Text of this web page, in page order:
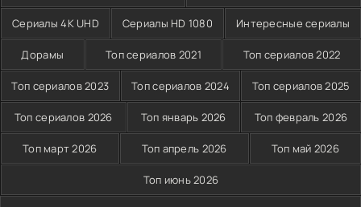
Сериалы 4K UHD Сериалы HD 1080 Интересные сериалы
Дорамы Топ сериалов 2021 Топ сериалов 2022
Топ сериалов 2023 Топ сериалов 2024 Топ сериалов 2025
Топ сериалов 2026 Топ январь 2026 Топ февраль 2026
Топ март 2026 Топ апрель 2026 Топ май 2026
Топ июнь 2026